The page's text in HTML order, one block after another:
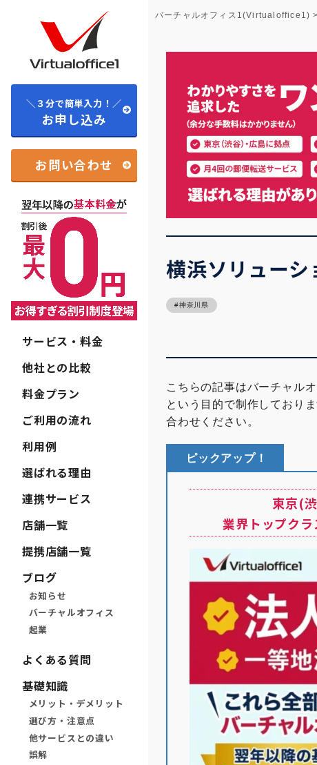
＼３分で簡単入力！／
お申し込み
お問い合わせ
サービス・料金
他社との比較
料金プラン
ご利用の流れ
利用例
選ばれる理由
連携サービス
店舗一覧
提携店舗一覧
ブログ
お知らせ
バーチャルオフィス
起業
よくある質問
基礎知識
メリット・デメリット
選び方・注意点
他サービスとの違い
誤解
バーチャルオフィス1(Virtualoffice1) >
横浜ソリューシ
神奈川県
こちらの記事はバーチャル
という目的で制作しており
合わせください。
ピックアップ！
東京(
業界トップク